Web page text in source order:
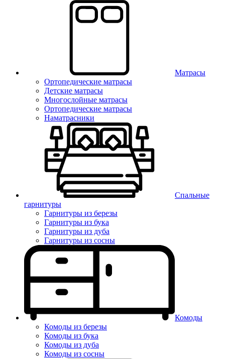
Матрасы
Ортопедические матрасы
Детские матрасы
Многослойные матрасы
Ортопедические матрасы
Наматрасники
Спальные
гарнитуры
Гарнитуры из березы
Гарнитуры из бука
Гарнитуры из дуба
Гарнитуры из сосны
Комоды
Комоды из березы
Комоды из бука
Комоды из дуба
Комоды из сосны